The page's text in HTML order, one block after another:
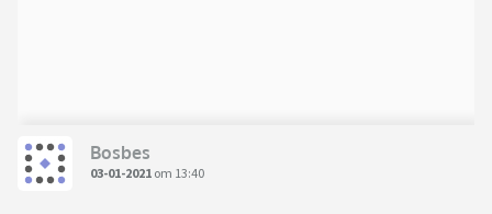
Bosbes
03-01-2021 om 13:40